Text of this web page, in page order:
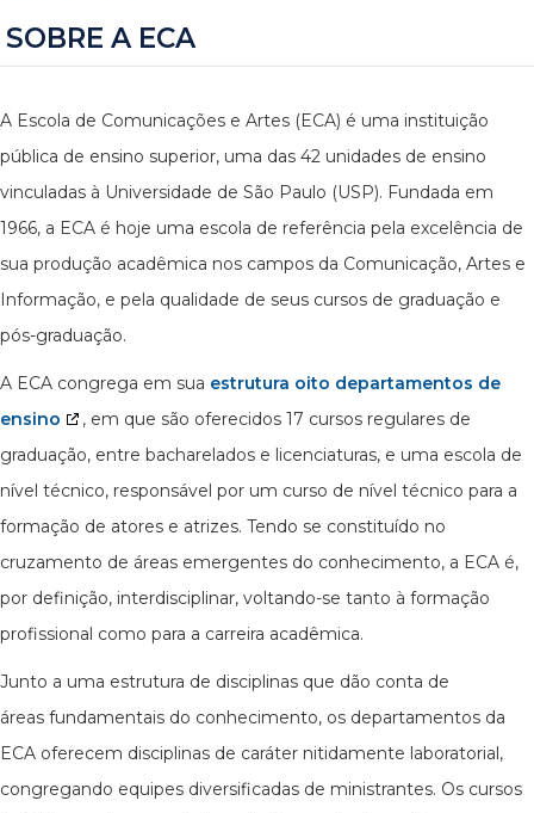
SOBRE A ECA
A Escola de Comunicações e Artes (ECA) é uma instituição
pública de ensino superior, uma das 42 unidades de ensino
vinculadas à Universidade de São Paulo (USP). Fundada em
1966, a ECA é hoje uma escola de referência pela excelência de
sua produção acadêmica nos campos da Comunicação, Artes e
Informação, e pela qualidade de seus cursos de graduação e
pós-graduação.
A ECA congrega em sua estrutura oito departamentos de
ensino
, em que são oferecidos 17 cursos regulares de
graduação, entre bacharelados e licenciaturas, e uma escola de
nível técnico, responsável por um curso de nível técnico para a
formação de atores e atrizes. Tendo se constituído no
cruzamento de áreas emergentes do conhecimento, a ECA é,
por definição, interdisciplinar, voltando-se tanto à formação
profissional como para a carreira acadêmica.
Junto a uma estrutura de disciplinas que dão conta de
áreas fundamentais do conhecimento, os departamentos da
ECA oferecem disciplinas de caráter nitidamente laboratorial,
congregando equipes diversificadas de ministrantes. Os cursos